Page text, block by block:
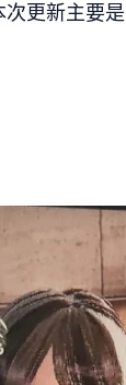
更新主要